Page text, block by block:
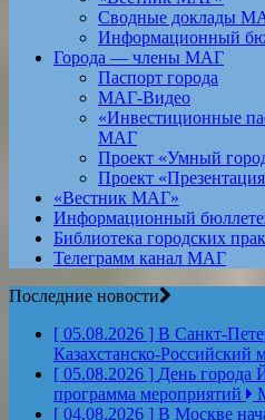
Сводные доклады
Информационный
Города — члены МАГ
Паспорт города
МАГ-Видео
«Инвестиционные
МАГ
Проект «Умный
Проект
«Вестник МАГ»
Информационный
Библиотека городских
Телеграмм канал МАГ
Последние новости
[ 05.08.2026 ] В Санкт-
Казахстанско-Российский
[ 05.08.2026 ] День города
программа мероприятий
[ 04.08.2026 ] В Москве